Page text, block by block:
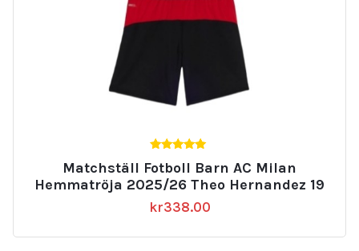
av 5
Matchställ Fotboll Barn AC Milan
Hemmatröja 2025/26 Theo Hernandez 19
kr338.00